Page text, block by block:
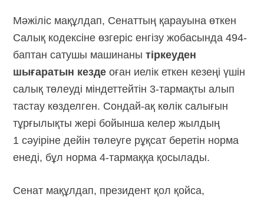
Мәжіліс мақұлдап, Сенаттың қарауына өткен
Салық кодексіне өзгеріс енгізу жобасында 494-
баптан сатушы машинанытіркеуден
шығаратын кезде оған иелік еткен кезеңі үшін
салық төлеуді міндеттейтін 3-тармақты алып
тастау көзделген. Сондай-ақ көлік салығын
тұрғылықты жері бойынша келер жылдың
1 сәуіріне дейін төлеуге рұқсат беретін норма
енеді, бұл норма 4-тармаққа қосылады.
Сенат мақұлдап, президент қол қойса,